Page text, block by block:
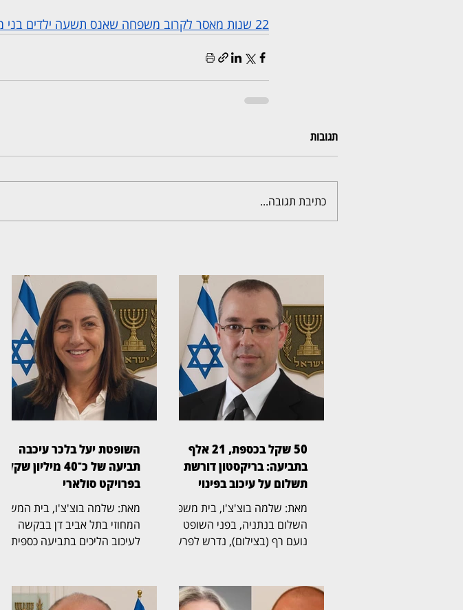
22 שנות מאסר לקרוב משפחה שאנס תשעה ילדים בני משפחתו
תגובות
כתיבת תגובה...
50 שקל בכספת, 21 אלף
בתביעה: בריקסטון דורשת
תשלום על עיכוב בפינוי
מאת: שלמה בוצ'צ'ו, בית משפט
השלום בנתניה, בפני השופט
נועם רף (בצילום), נדרש לפרשה
שטר בודד של 50 שקל,
השופטת יעל בלכר עיכבה
תביעה של כ־40 מיליון שקל
בפרויקט סולארי
מאת: שלמה בוצ'צ'ו, בית המשפט
המחוזי בתל אביב דן בבקשה
לעיכוב הליכים בתביעה כספית
נווה אור שיא אנרגיה סולארי